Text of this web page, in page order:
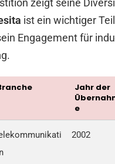
zeigt seine
ist ein wichtiger
Engagement für
Jahr der
e
2002